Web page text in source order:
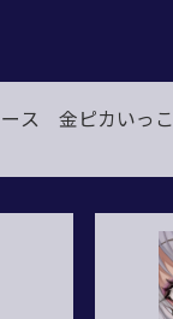
ス 金ピカいっこ